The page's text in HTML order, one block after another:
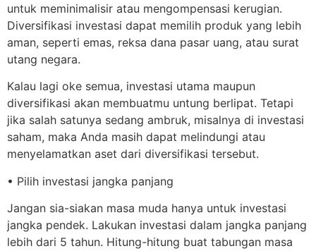
untuk meminimalisir atau mengompensasi kerugian.
Diversifikasi investasi dapat memilih produk yang lebih
aman, seperti emas, reksa dana pasar uang, atau surat
utang negara.
Kalau lagi oke semua, investasi utama maupun
diversifikasi akan membuatmu untung berlipat. Tetapi
jika salah satunya sedang ambruk, misalnya di investasi
saham, maka Anda masih dapat melindungi atau
menyelamatkan aset dari diversifikasi tersebut.
• Pilih investasi jangka panjang
Jangan sia-siakan masa muda hanya untuk investasi
jangka pendek. Lakukan investasi dalam jangka panjang
lebih dari 5 tahun. Hitung-hitung buat tabungan masa